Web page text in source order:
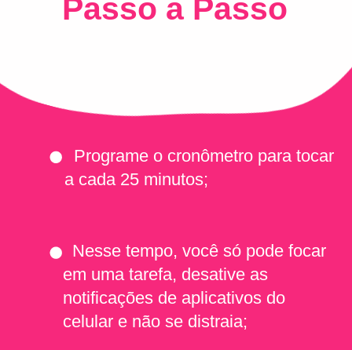
Passo a Passo
Programe o cronômetro para tocar
a cada 25 minutos;
Nesse tempo, você só pode focar
em uma tarefa, desative as
notificações de aplicativos do
celular e não se distraia;